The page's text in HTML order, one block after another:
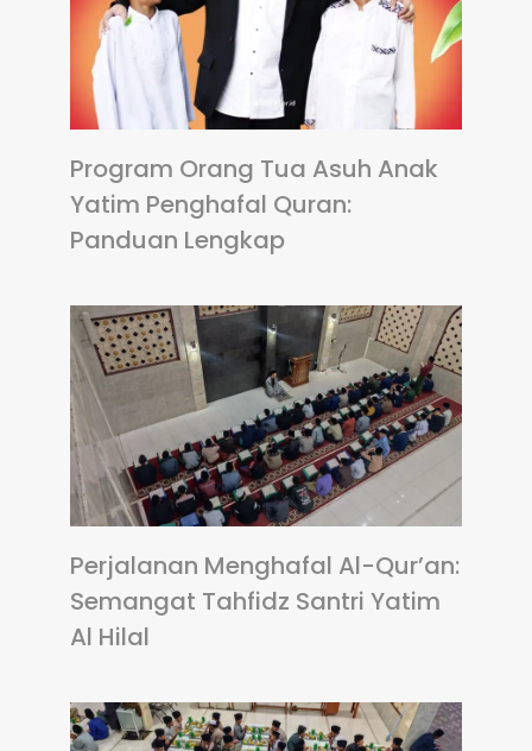
Program Orang Tua Asuh Anak
Yatim Penghafal Quran:
Panduan Lengkap
Perjalanan Menghafal Al-Qur’an:
Semangat Tahfidz Santri Yatim
Al Hilal